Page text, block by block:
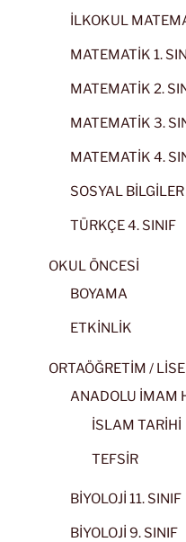
İLKOKUL
MATEMATİK 1.
MATEMATİK 2.
MATEMATİK 3.
MATEMATİK 4.
SOSYAL
TÜRKÇE 4. SINIF
OKUL ÖNCESİ
BOYAMA
ETKİNLİK
ORTAÖĞRETİM / LİSE
ANADOLU İMAM
İSLAM TARİHİ
TEFSİR
BİYOLOJİ 11. SINIF
BİYOLOJİ 9. SINIF